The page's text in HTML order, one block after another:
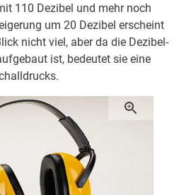
110 Dezibel und mehr noch
um 20 Dezibel erscheint
nicht viel, aber da die Dezibel-
ist, bedeutet sie eine